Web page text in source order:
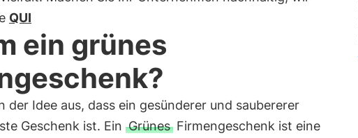
QUI
ein grünes
der Idee aus, dass ein gesünderer und saubererer
Geschenk ist. Ein GrünesFirmengeschenk ist eine